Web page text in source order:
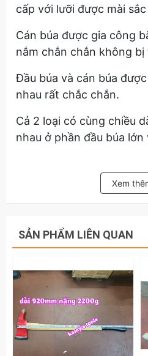
cấp với lưỡi được mài
Cán búa được gia công
nắm chắn chắn không
Đầu búa và cán búa
nhau rất chắc chắn.
Cả 2 loại có cùng chiều
nhau ở phần đầu búa lớn
thông tin chi tiết sản
LS 600g 800g LS300120
Xem
SẢN PHẨM LIÊN QUAN